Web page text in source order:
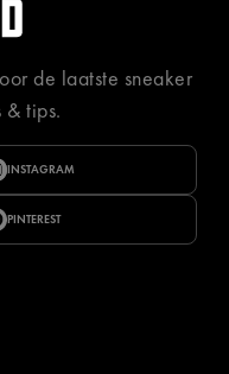
de laatste sneaker
& tips.
INSTAGRAM
PINTEREST